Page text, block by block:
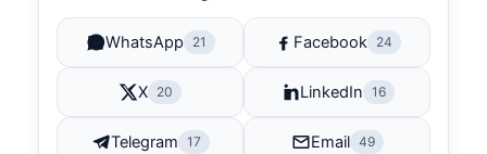
WhatsApp 21 Facebook 24
X 20 LinkedIn 16
Telegram 17 Email 49